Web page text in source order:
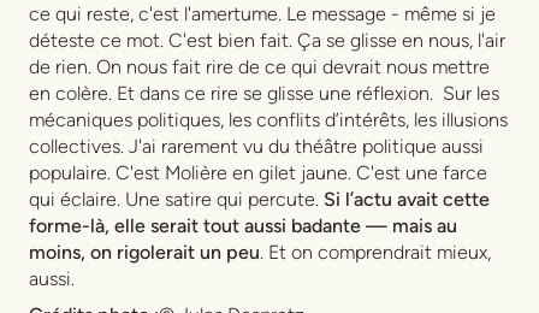
ce qui reste, c'est l'amertume. Le message - même si je
déteste ce mot. C'est bien fait. Ça se glisse en nous, l'air
de rien. On nous fait rire de ce qui devrait nous mettre
en colère. Et dans ce rire se glisse une réflexion. Sur les
mécaniques politiques, les conflits d’intérêts, les illusions
collectives. J'ai rarement vu du théâtre politique aussi
populaire. C'est Molière en gilet jaune. C'est une farce
qui éclaire. Une satire qui percute. Si l’actu avait cette
forme-là, elle serait tout aussi badante — mais au
moins, on rigolerait un peu. Et on comprendrait mieux,
aussi.